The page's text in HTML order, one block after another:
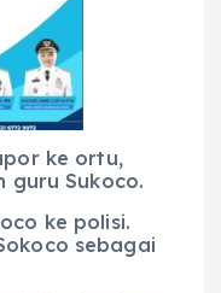
ke ortu,
guru Sukoco.
ke polisi.
sebagai